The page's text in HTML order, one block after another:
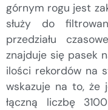
górnym rogu jest
służy do
przedziału
znajduje się pasek
ilości rekordów na
wskazuje na to, że
łączną liczbę